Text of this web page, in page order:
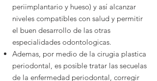
periimplantario y hueso) y así alcanzar
niveles compatibles con salud y permitir
el buen desarrollo de las otras
especialidades odontologicas.
Ademas, por medio de la cirugia plastica
periodontal, es posible tratar las secuelas
de la enfermedad periodontal, corregir